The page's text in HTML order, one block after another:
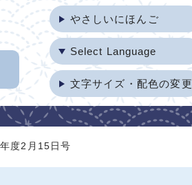
やさしいにほんご
Select Language
文字サイズ・配色の変更
度2月15日号